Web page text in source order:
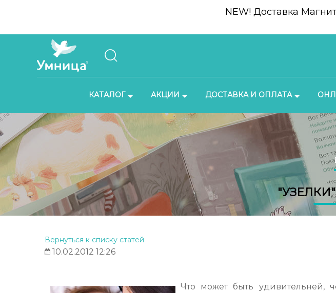
NEW! Доставка
КАТАЛОГ АКЦИИ ДОСТАВКА И ОПЛАТА
Вернуться к списку статей
10.02.2012 12:26
Что может быть удивительней,